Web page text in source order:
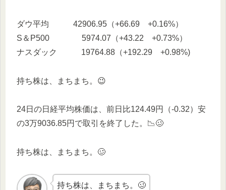
ダウ平均 42906.95（+66.69 +0.16%）
S＆P500 5974.07（+43.22 +0.73%）
ナスダック 19764.88（+192.29 +0.98%)
持ち株は、まちまち。😉
24日の日経平均株価は、前日比124.49円（-0.32）安
の3万9036.85円で取引を終了した。📉🥴
持ち株は、まちまち。🥴
持ち株は、まちまち。🥴